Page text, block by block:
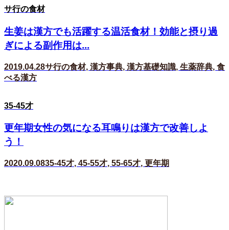
サ行の食材
生姜は漢方でも活躍する温活食材！効能と摂り過
ぎによる副作用は...
2019.04.28サ行の食材, 漢方事典, 漢方基礎知識, 生薬辞典, 食
べる漢方
35-45才
更年期女性の気になる耳鳴りは漢方で改善しよ
う！
2020.09.0835-45才, 45-55才, 55-65才, 更年期